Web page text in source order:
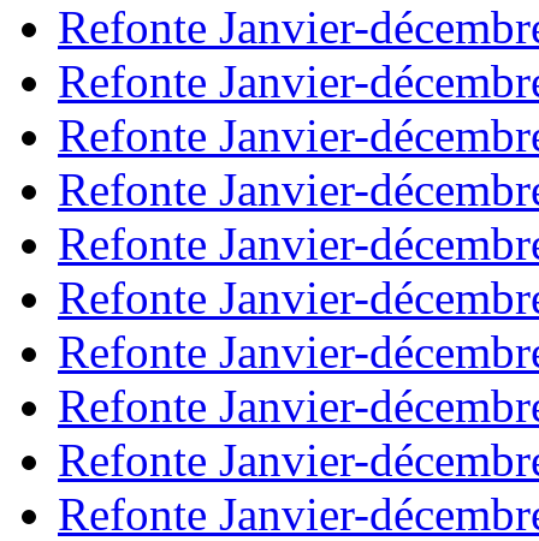
Refonte Janvier-
Refonte Janvier-
Refonte Janvier-
Refonte Janvier-
Refonte Janvier-
Refonte Janvier-
Refonte Janvier-
Refonte Janvier-
Refonte Janvier-
Refonte Janvier-